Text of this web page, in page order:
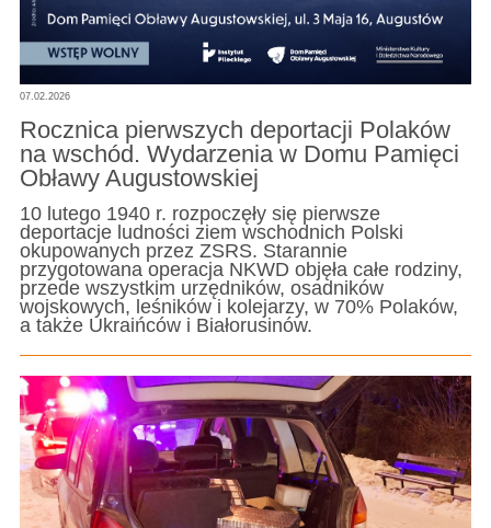
07.02.2026
Rocznica pierwszych deportacji Polaków
na wschód. Wydarzenia w Domu Pamięci
Obławy Augustowskiej
10 lutego 1940 r. rozpoczęły się pierwsze
deportacje ludności ziem wschodnich Polski
okupowanych przez ZSRS. Starannie
przygotowana operacja NKWD objęła całe rodziny,
przede wszystkim urzędników, osadników
wojskowych, leśników i kolejarzy, w 70% Polaków,
a także Ukraińców i Białorusinów.